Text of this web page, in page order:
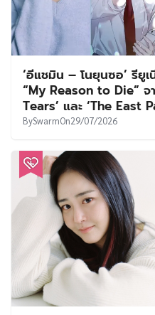
‘อีแชมิน – โนยุนซอ’ รียู
“My Reason to Die”
Tears’ และ ‘The East
BySwarmOn29/07/2026